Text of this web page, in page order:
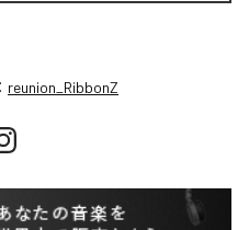
reunion_RibbonZ